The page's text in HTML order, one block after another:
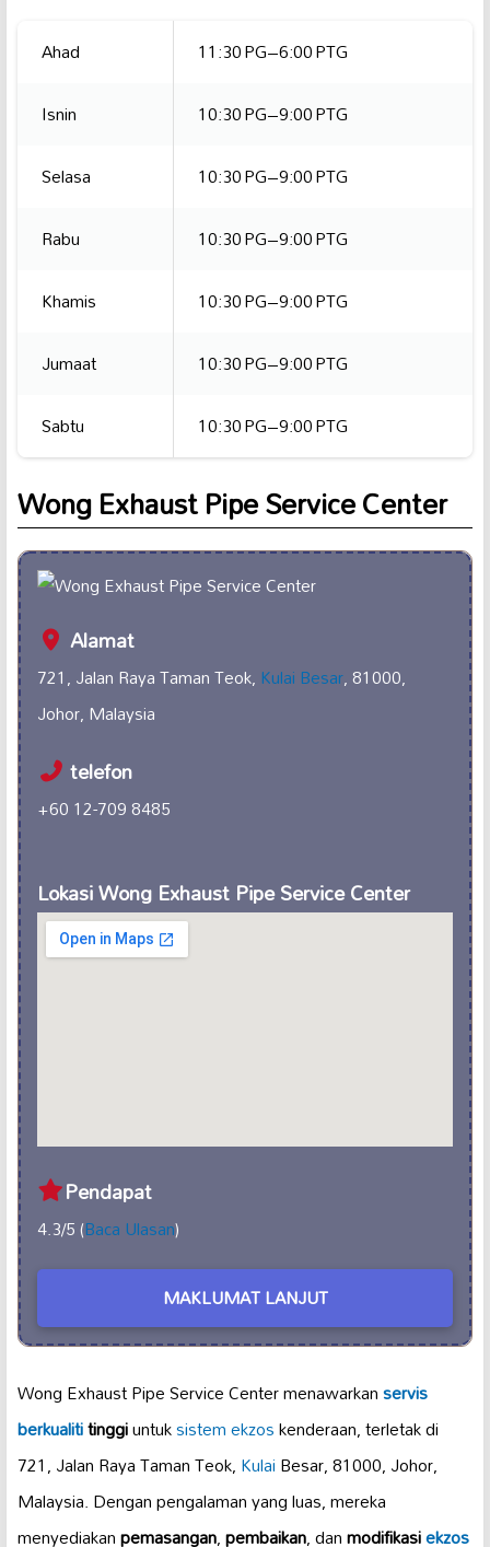
Ahad
11:30 PG–6:00 PTG
Isnin
10:30 PG–9:00 PTG
Selasa
10:30 PG–9:00 PTG
Rabu
10:30 PG–9:00 PTG
Khamis
10:30 PG–9:00 PTG
Jumaat
10:30 PG–9:00 PTG
Sabtu
10:30 PG–9:00 PTG
Wong Exhaust Pipe Service Center
Alamat
721, Jalan Raya Taman Teok,Kulai Besar, 81000,
Johor, Malaysia
telefon
+60 12-709 8485
Lokasi Wong Exhaust Pipe Service Center
Pendapat
4.3/5 (Baca Ulasan)
MAKLUMAT LANJUT
Wong Exhaust Pipe Service Center menawarkanservis
berkualititinggiuntuksistem ekzoskenderaan, terletak di
721, Jalan Raya Taman Teok,KulaiBesar, 81000, Johor,
Malaysia. Dengan pengalaman yang luas, mereka
menyediakanpemasangan,pembaikan, danmodifikasiekzos